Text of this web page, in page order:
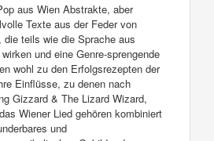
aus Wien Abstrakte, aber
Texte aus der Feder von
teils wie die Sprache aus
und eine Genre-sprengende
wohl zu den Erfolgsrezepten der
Einflüsse, zu denen nach
Gizzard & The Lizard Wizard,
Wiener Lied gehören kombiniert
und